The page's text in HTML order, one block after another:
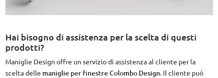
Hai bisogno di assistenza per la scelta di questi
prodotti?
Maniglie Design offre un servizio di assistenza al cliente per la
scelta delle maniglie per finestre Colombo Design. Il cliente può